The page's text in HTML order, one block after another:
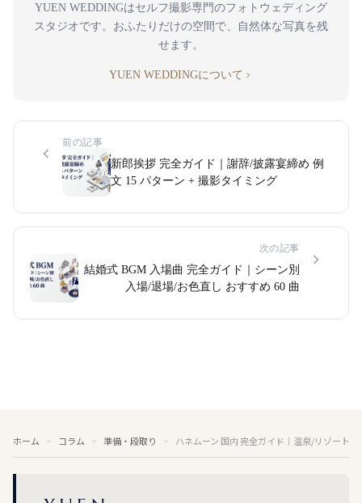
YUEN WEDDINGはセルフ撮影専門のフォトウェディング
スタジオです。おふたりだけの空間で、自然体な写真を残
せます。
YUEN WEDDINGについて
前の記事
新郎挨拶 完全ガイド｜謝辞/披露宴締め 例
文 15 パターン + 撮影タイミング
次の記事
結婚式 BGM 入場曲 完全ガイド｜シーン別
入場/退場/お色直し おすすめ 60 曲
ホーム コラム 準備・段取り ハネムーン 国内 完全ガイド｜温泉/リゾート/